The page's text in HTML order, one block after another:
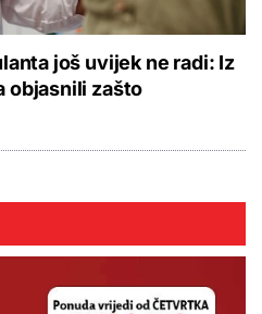
još uvijek ne radi: Iz
objasnili zašto